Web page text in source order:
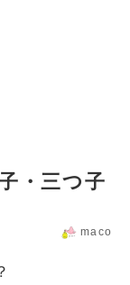
・三つ子
maco